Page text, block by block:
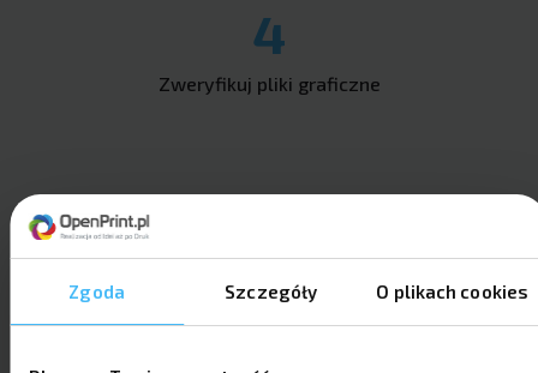
Zgoda Szczegóły O plikach cookies
4
Zweryfikuj pliki graficzne
5
Złóż i opłać zamówienie i gotowe!